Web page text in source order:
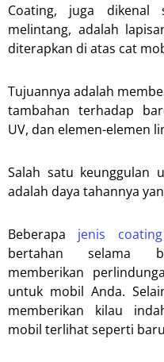
Coating, juga dikenal
melintang, adalah
diterapkan di atas cat
Tujuannya adalah
tambahan terhadap
UV, dan elemen-elemen
Salah satu keunggulan
adalah daya tahannya
Beberapa jenis coating
bertahan selama
memberikan
untuk mobil Anda.
memberikan kilau
mobil terlihat seperti